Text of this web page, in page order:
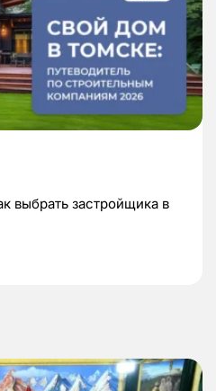
выбрать застройщика в